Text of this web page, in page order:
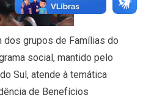
dos grupos de Famílias do
social, mantido pelo
Sul, atende à temática
de Benefícios